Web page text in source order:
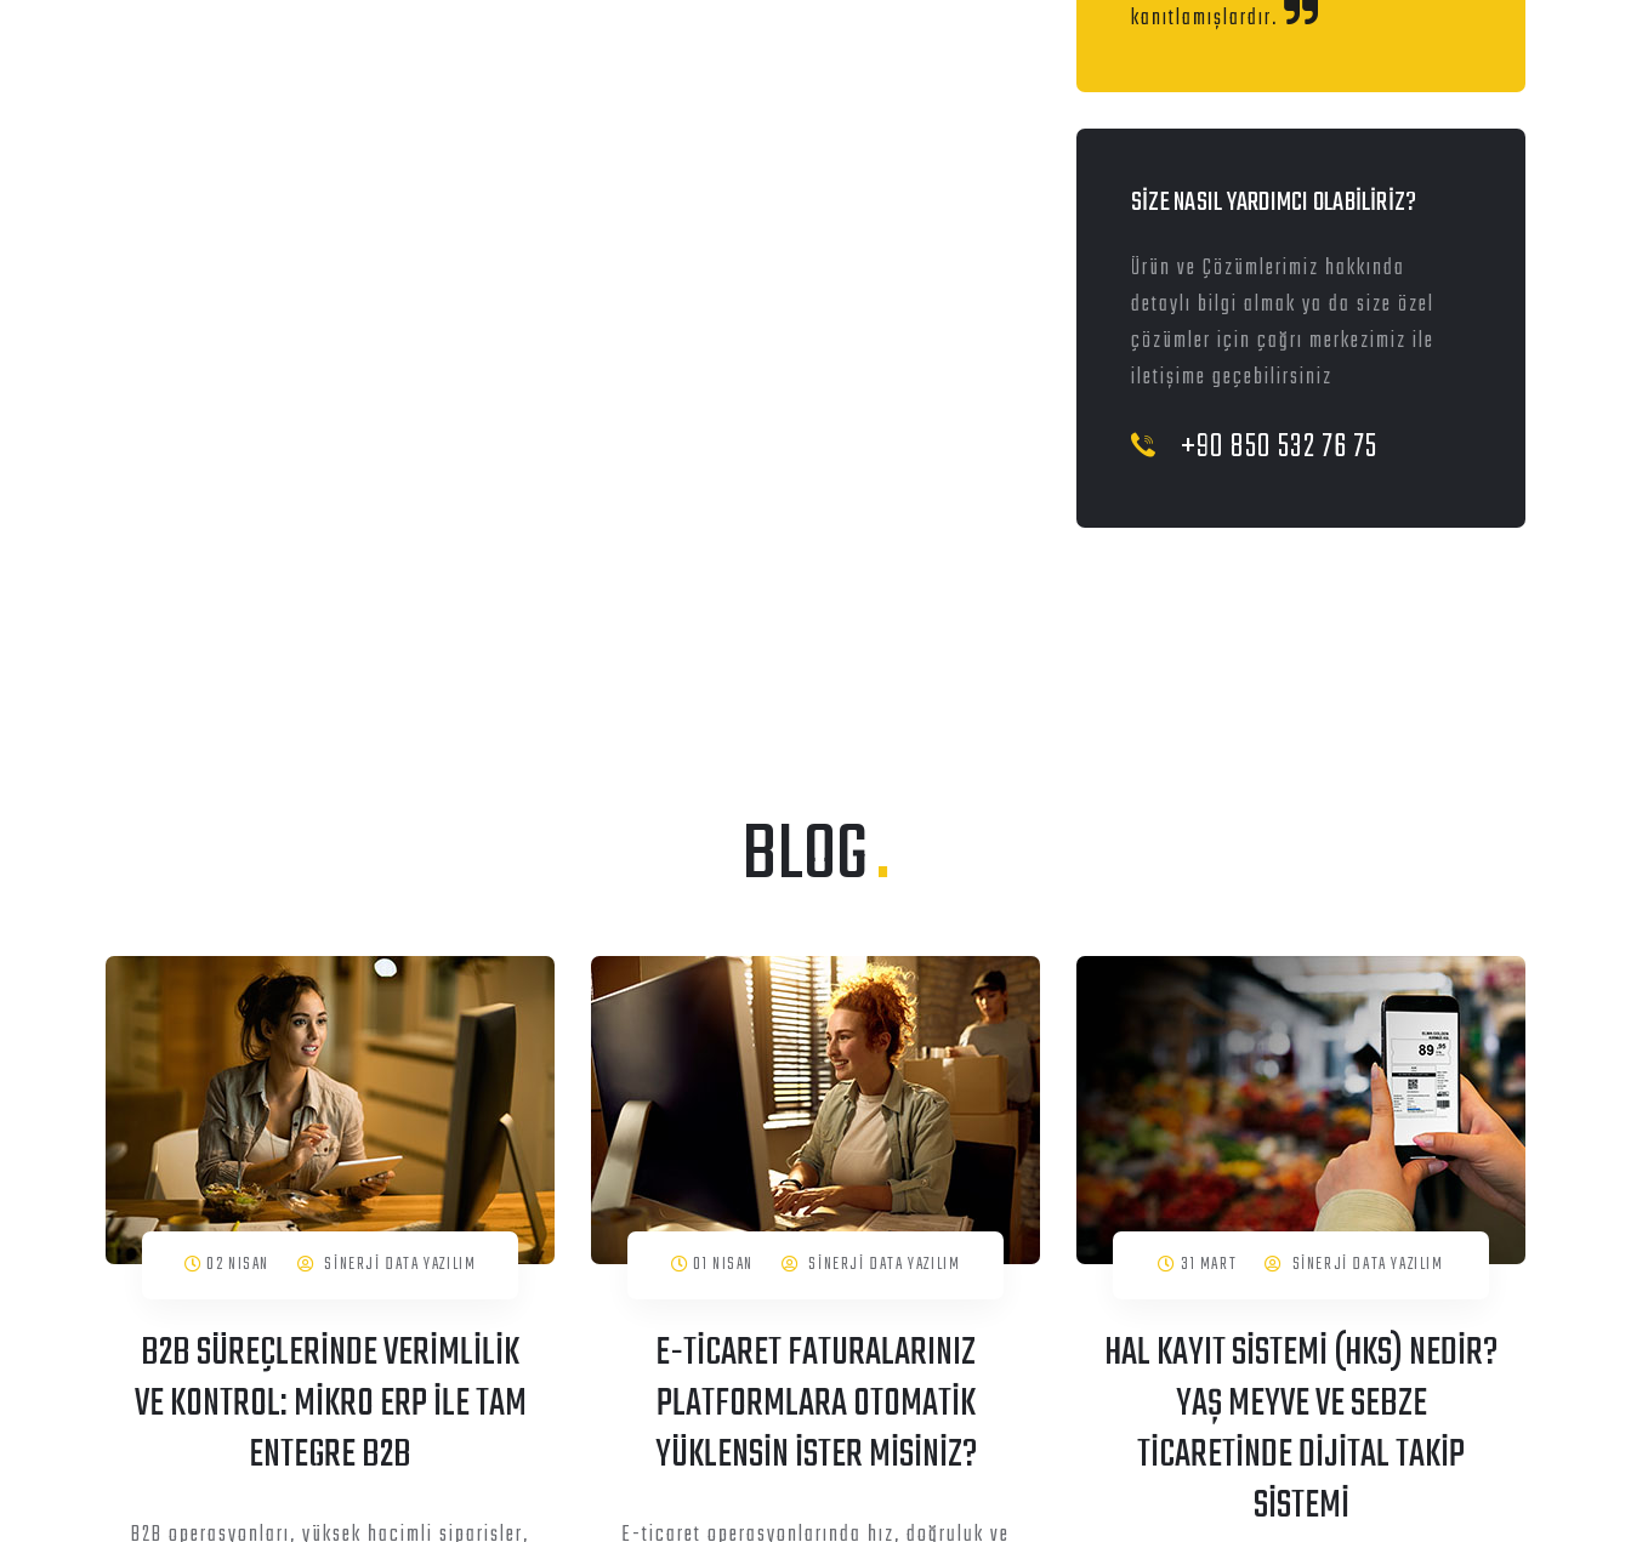
kanıtlamışlardır.
SİZE NASIL YARDIMCI OLABİLİRİZ?
Ürün ve Çözümlerimiz hakkında
detaylı bilgi almak ya da size özel
çözümler için çağrı merkezimiz ile
iletişime geçebilirsiniz
+90 850 532 76 75
BLOG.
02 NISAN SİNERJİ DATA YAZILIM
B2B SÜREÇLERİNDE VERİMLİLİK
VE KONTROL: MİKRO ERP İLE TAM
ENTEGRE B2B
01 NISAN SİNERJİ DATA YAZILIM
E-TİCARET FATURALARINIZ
PLATFORMLARA OTOMATİK
YÜKLENSİN İSTER MİSİNİZ?
31 MART SİNERJİ DATA YAZILIM
HAL KAYIT SİSTEMİ (HKS) NEDİR?
YAŞ MEYVE VE SEBZE
TİCARETİNDE DİJİTAL TAKİP
SİSTEMİ